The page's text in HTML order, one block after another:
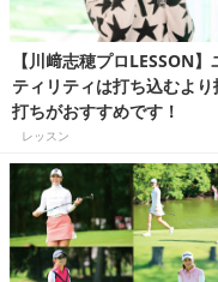
【川﨑志穂プロLESSON】
ティリティは打ち込むより
打ちがおすすめです！
レッスン